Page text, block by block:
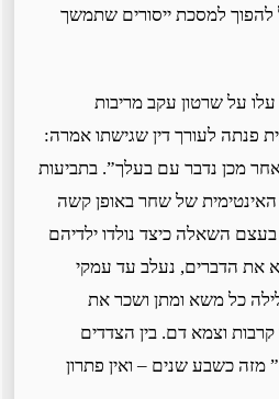
להפוך למסכת ייסורים שתמשך
על שרטון עקב מריבות
פנתה לעורך דין שגישתו אמרה:
מכן נדבר עם בעלך”. בתביעות
של שחר באופן קשה
השאלה כיצד נולדו ילדיהם
את הדברים, נעלב עד עמקי
כל משא ומתן ושכר את
קרבות וצמא דם. בין הצדדים
כשבע שנים – ואין פתרון